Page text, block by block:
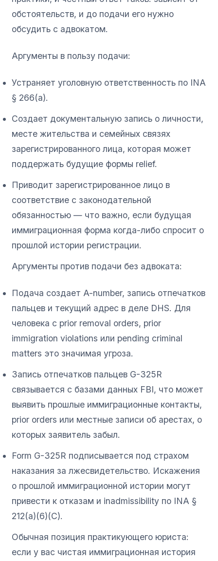
обстоятельств, и до подачи его нужно
обсудить с адвокатом.
Аргументы в пользу подачи:
Устраняет уголовную ответственность по INA
§ 266(a).
Создает документальную запись о личности,
месте жительства и семейных связях
зарегистрированного лица, которая может
поддержать будущие формы relief.
Приводит зарегистрированное лицо в
соответствие с законодательной
обязанностью — что важно, если будущая
иммиграционная форма когда-либо спросит о
прошлой истории регистрации.
Аргументы против подачи без адвоката:
Подача создает A-number, запись отпечатков
пальцев и текущий адрес в деле DHS. Для
человека с prior removal orders, prior
immigration violations или pending criminal
matters это значимая угроза.
Запись отпечатков пальцев G-325R
связывается с базами данных FBI, что может
выявить прошлые иммиграционные контакты,
prior orders или местные записи об арестах, о
которых заявитель забыл.
Form G-325R подписывается под страхом
наказания за лжесвидетельство. Искажения
о прошлой иммиграционной истории могут
привести к отказам и inadmissibility по INA §
212(a)(6)(C).
Обычная позиция практикующего юриста:
если у вас чистая иммиграционная история